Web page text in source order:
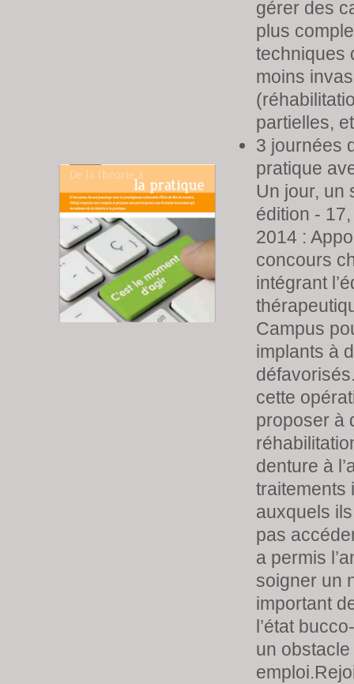
gérer des
plus
techniques
moins
partielles,
3 journées
pratique
Un jour, un
édition -
2014 :
concours
intégrant
Campus
implants à
cette
proposer à
denture à
traitements
auxquels
pas
a permis
soigner un
important
l’état
un